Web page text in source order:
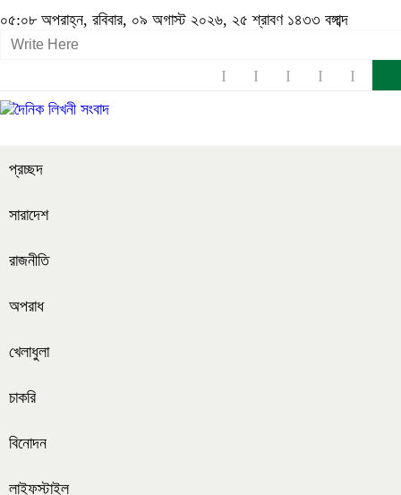
০৫:০৮ অপরাহ্ন, রবিবার, ০৯ অগাস্ট ২০২৬, ২৫ শ্রাবণ ১৪৩৩ বঙ্গাব্দ
প্রচ্ছদ
সারাদেশ
রাজনীতি
অপরাধ
খেলাধুলা
চাকরি
বিনোদন
লাইফস্টাইল